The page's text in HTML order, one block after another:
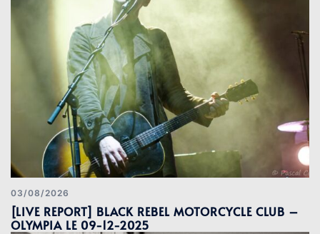
03/08/2026
[LIVE REPORT] BLACK REBEL MOTORCYCLE CLUB –
OLYMPIA LE 09-12-2025